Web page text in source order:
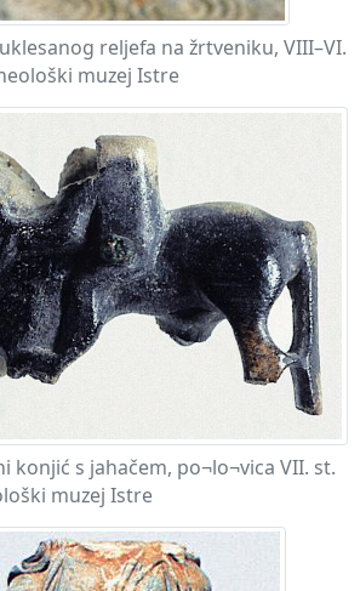
uklesanog reljefa na žrtveniku, VIII–VI.
muzej Istre
konjić s jahačem, po¬lo¬vica VII. st.
muzej Istre